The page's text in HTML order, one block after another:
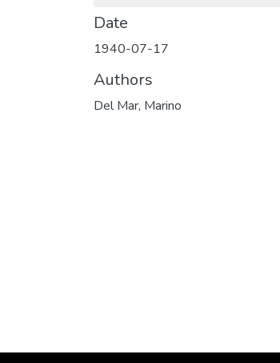
Date
1940-07-17
Authors
Del Mar, Marino